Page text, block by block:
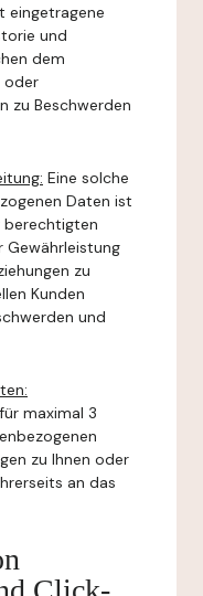
eingetragene
und
dem
oder
zu Beschwerden
Eine solche
Daten ist
berechtigten
Gewährleistung
zu
Kunden
und
maximal 3
zu Ihnen oder
an das